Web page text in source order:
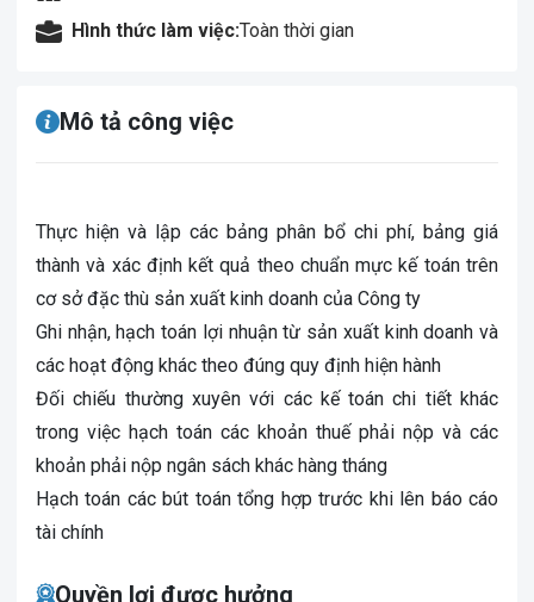
Hình thức làm việc:Toàn thời gian
Mô tả công việc
Thực hiện và lập các bảng phân bổ chi phí, bảng giá
thành và xác định kết quả theo chuẩn mực kế toán trên
cơ sở đặc thù sản xuất kinh doanh của Công ty
Ghi nhận, hạch toán lợi nhuận từ sản xuất kinh doanh và
các hoạt động khác theo đúng quy định hiện hành
Đối chiếu thường xuyên với các kế toán chi tiết khác
trong việc hạch toán các khoản thuế phải nộp và các
khoản phải nộp ngân sách khác hàng tháng
Hạch toán các bút toán tổng hợp trước khi lên báo cáo
tài chính
Quyền lợi được hưởng